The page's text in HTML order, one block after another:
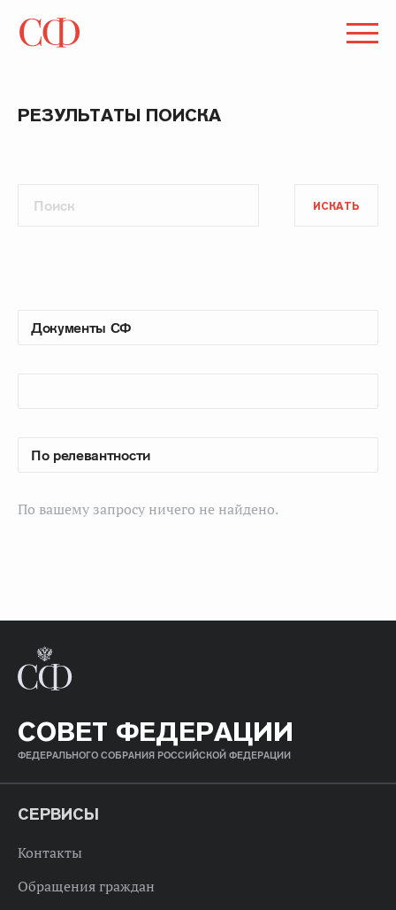
РЕЗУЛЬТАТЫ ПОИСКА
ИСКАТЬ
По вашему запросу ничего не найдено.
СОВЕТ ФЕДЕРАЦИИ
ФЕДЕРАЛЬНОГО СОБРАНИЯ РОССИЙСКОЙ ФЕДЕРАЦИИ
СЕРВИСЫ
Контакты
Обращения граждан